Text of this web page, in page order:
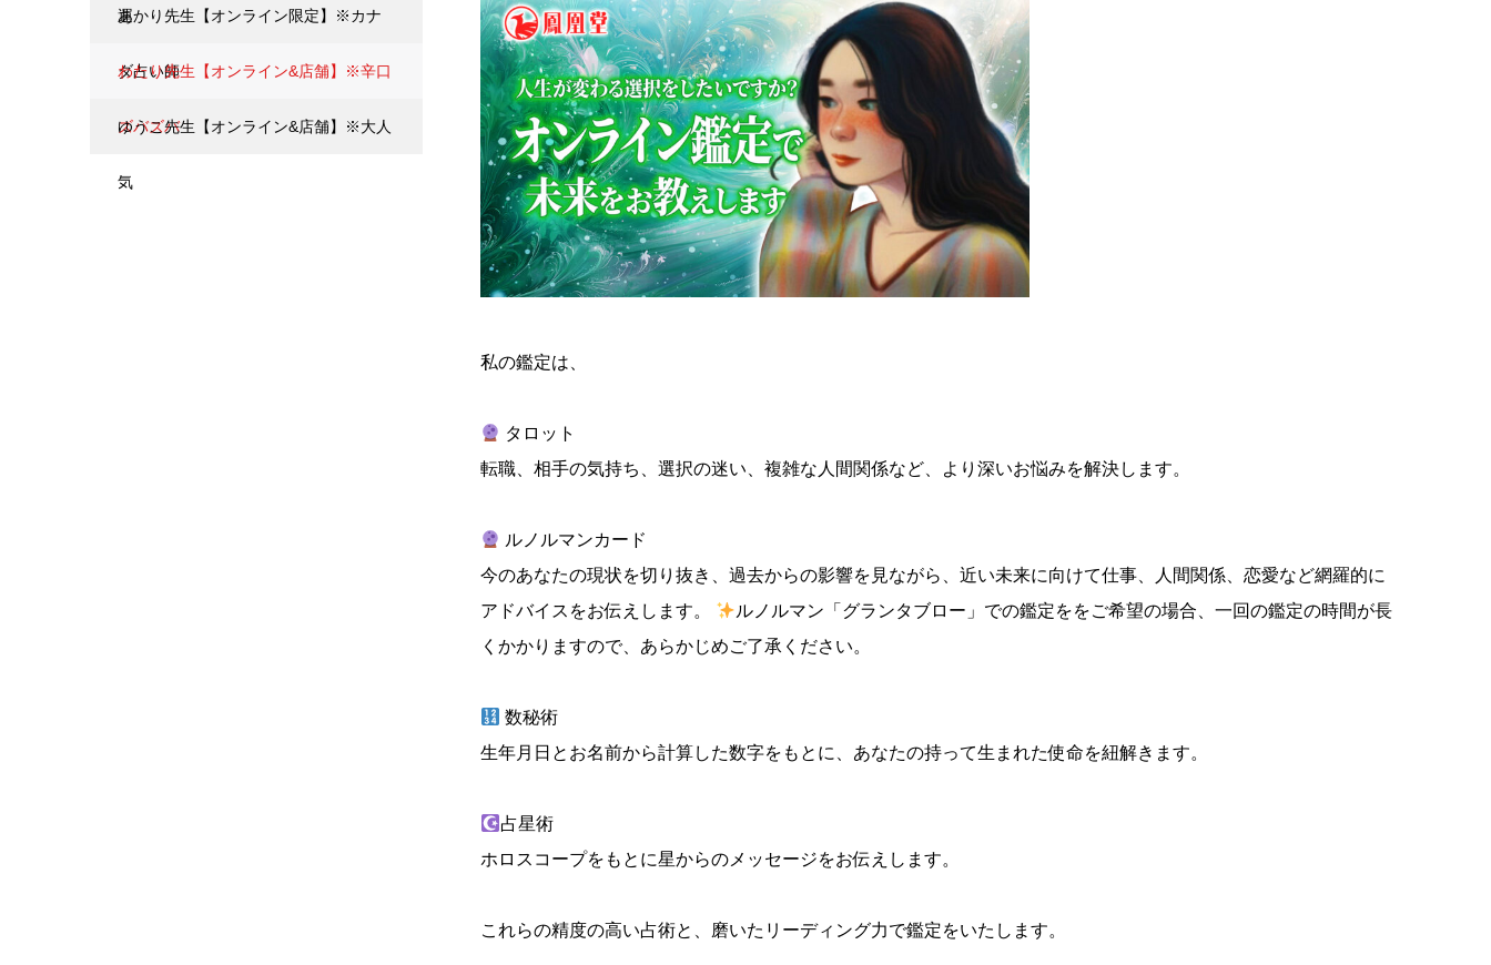
私の鑑定は、
タロット
転職、相手の気持ち、選択の迷い、複雑な人間関係など、より深いお悩みを解決します。
ルノルマンカード
今のあなたの現状を切り抜き、過去からの影響を見ながら、近い未来に向けて仕事、人間関係、恋愛など網羅的に
アドバイスをお伝えします。
ルノルマン「グランタブロー」での鑑定ををご希望の場合、一回の鑑定の時間が長
くかかりますので、あらかじめご了承ください。
数秘術
生年月日とお名前から計算した数字をもとに、あなたの持って生まれた使命を紐解きます。
占星術
ホロスコープをもとに星からのメッセージをお伝えします。
これらの精度の高い占術と、磨いたリーディング力で鑑定をいたします。
運
あかり先生【オンライン限定】※カナ
ダ占い師
わたり先生【オンライン&店舗】※辛口
ズバズバ
ゆうこ先生【オンライン&店舗】※大人
気